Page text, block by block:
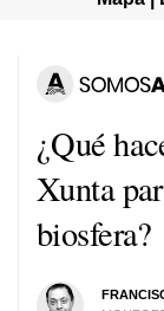
¿Qué
Xunta
biosfera?